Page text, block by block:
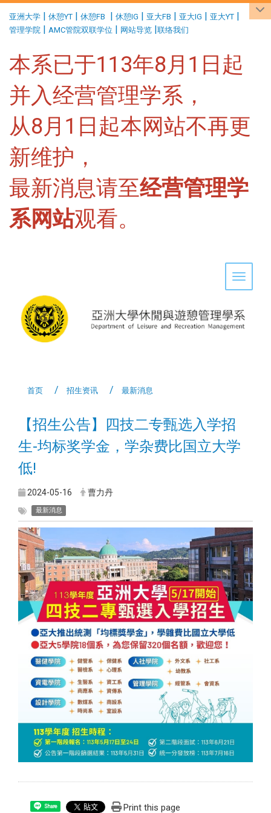
亚洲大学 | 休憩YT | 休憩FB | 休憩IG | 亚大FB | 亚大IG | 亚大YT |
管理学院 | AMC管院双联学位 | 网站导览 |联络我们
本系已于113年8月1日起
并入经营管理学系，
从8月1日起本网站不再更
新维护，
最新消息请至经营管理学
系网站观看。
Toggle
首页 招生资讯 最新消息
【招生公告】四技二专甄选入学招
生-均标奖学金，学杂费比国立大学
低!
2024-05-16 曹力丹
最新消息
Share Print this page